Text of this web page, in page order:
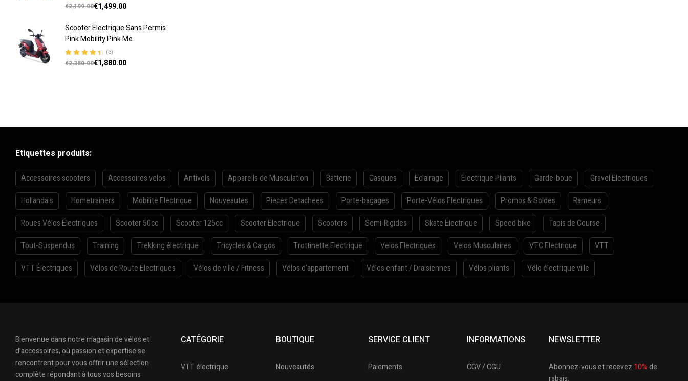
Note4.67
€2,199.00€1,499.00
Scooter Electrique Sans Permis
Pink Mobility Pink Me
Note4.67
(3)
€2,380.00€1,880.00
Etiquettes produits:
Accessoires scooters Accessoires velos Antivols Appareils de Musculation Batterie Casques Eclairage Electrique Pliants Garde-boue Gravel Electriques
Hollandais Hometrainers Mobilite Electrique Nouveautes Pieces Detachees Porte-bagages Porte-Vélos Electriques Promos & Soldes Rameurs
Roues Vélos Électriques Scooter 50cc Scooter 125cc Scooter Electrique Scooters Semi-Rigides Skate Electrique Speed bike Tapis de Course
Tout-Suspendus Training Trekking électrique Tricycles & Cargos Trottinette Electrique Velos Electriques Velos Musculaires VTC Electrique VTT
VTT Électriques Vélos de Route Electriques Vélos de ville / Fitness Vélos d’appartement Vélos enfant / Draisiennes Vélos pliants Vélo électrique ville
Bienvenue dans notre magasin de vélos et
d’accessoires, où passion et expertise se
rencontrent pour vous offrir une sélection
complète répondant à tous vos besoins
CATÉGORIE
VTT électrique
BOUTIQUE
Nouveautés
SERVICE CLIENT
Paiements
INFORMATIONS
CGV / CGU
NEWSLETTER
Abonnez-vous et recevez 10%de
rabais.